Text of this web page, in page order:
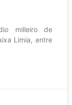
milleiro de
Limia, entre